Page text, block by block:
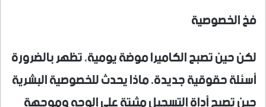
فخ الخصوصية
لكن حين تصبح الكاميرا موضة يومية، تظهر بالضرورة
أسئلة حقوقية جديدة. ماذا يحدث للخصوصية البشرية